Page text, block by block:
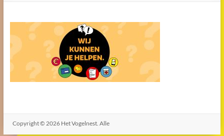
sterke
buurt
Copyright © 2026 Het Vogelnest. Alle